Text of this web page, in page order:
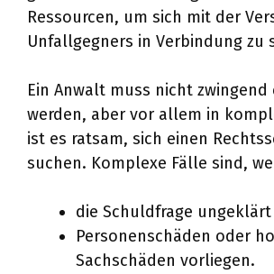
Ressourcen, um sich mit der
Unfallgegners in Verbindung zu
Ein Anwalt muss nicht
werden, aber vor allem in
ist es ratsam, sich einen
suchen. Komplexe Fälle sind,
die Schuldfrage
Personenschäden oder
Sachschäden vorliegen.